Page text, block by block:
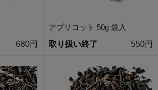
680円
アプリコット 50g 袋入
取り扱い終了
550円